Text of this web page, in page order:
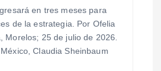
en tres meses para
de la estrategia. Por Ofelia
Morelos; 25 de julio de 2026.
Claudia Sheinbaum